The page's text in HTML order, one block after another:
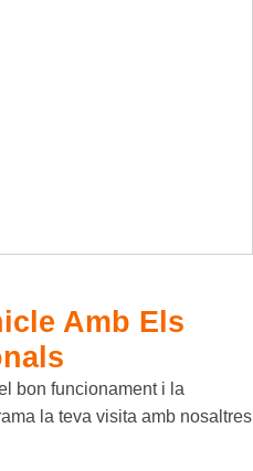
Amb Els
bon funcionament i la
la teva visita amb nosaltres